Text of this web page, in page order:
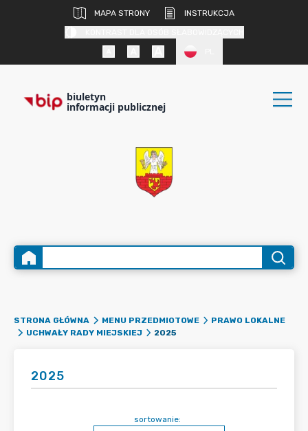
MAPA STRONY
INSTRUKCJA
biuletyn
informacji publicznej
STRONA GŁÓWNA MENU PRZEDMIOTOWE
PRAWO LOKALNE
UCHWAŁY RADY MIEJSKIEJ
2025
2025
sortowanie: